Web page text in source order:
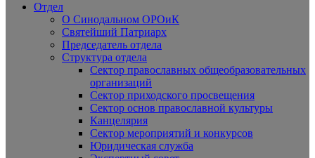
Отдел
О Синодальном ОРОиК
Святейший Патриарх
Председатель отдела
Структура отдела
Сектор православных общеобразовательных
организаций
Сектор приходского просвещения
Сектор основ православной культуры
Канцелярия
Сектор мероприятий и конкурсов
Юридическая служба